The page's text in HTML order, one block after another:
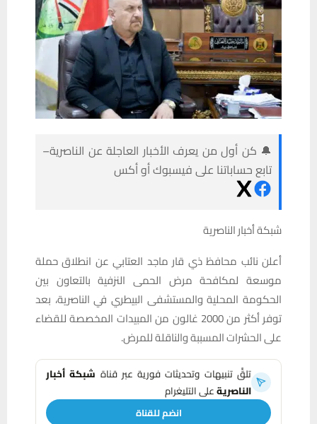
🔔 كن أول من يعرف الأخبار العاجلة عن الناصرية–
تابع حساباتنا على فيسبوك أو أكس
شبكة أخبار الناصرية
أعلن نائب محافظ ذي قار ماجد العتابي عن انطلاق حملة
موسعة لمكافحة مرض الحمى النزفية بالتعاون بين
الحكومة المحلية والمستشفى البيطري في الناصرية، بعد
توفر أكثر من 2000 غالون من المبيدات المخصصة للقضاء
على الحشرات المسببة والناقلة للمرض.
تلقَّ تنبيهات وتحديثات فورية عبر قناة شبكة أخبار
الناصريةعلى التليغرام
انضم للقناة